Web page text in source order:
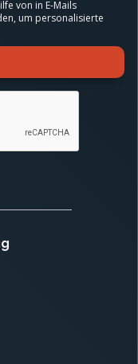
von in E-Mails
um personalisierte